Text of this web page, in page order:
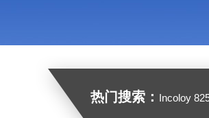
热门搜索： Incoloy 825镍